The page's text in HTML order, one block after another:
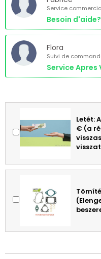
Service
Besoin d'aide?
Flora
Suivi de
Service Apres
Letét:
€ (a